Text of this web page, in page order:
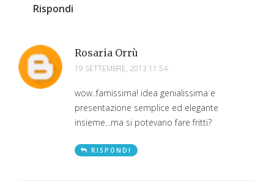
Rispondi
Rosaria Orrù
19 SETTEMBRE, 2013 11:54
wow..famissima! idea genialissima e
presentazione semplice ed elegante
insieme...ma si potevano fare fritti?
RISPONDI